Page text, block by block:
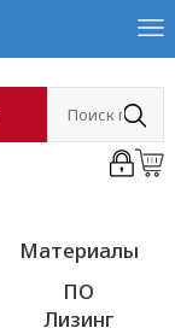
Материалы
ПО
Лизинг